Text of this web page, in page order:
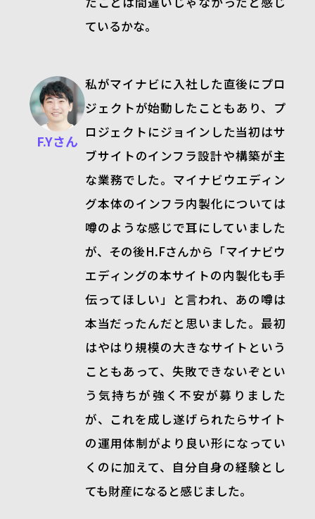
ているかな。
F.Yさん
私がマイナビに入社した直後にプロ
ジェクトが始動したこともあり、プ
ロジェクトにジョインした当初はサ
ブサイトのインフラ設計や構築が主
な業務でした。マイナビウエディン
グ本体のインフラ内製化については
噂のような感じで耳にしていました
が、その後H.Fさんから「マイナビウ
エディングの本サイトの内製化も手
伝ってほしい」と言われ、あの噂は
本当だったんだと思いました。最初
はやはり規模の大きなサイトという
こともあって、失敗できないぞとい
う気持ちが強く不安が募りました
が、これを成し遂げられたらサイト
の運用体制がより良い形になってい
くのに加えて、自分自身の経験とし
ても財産になると感じました。